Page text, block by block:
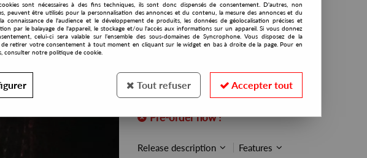
Favorite Recordings
Beckie Bell
Music Madness Remixes
15,00 €incl. taxes
Pre-order now !
Release description Features
sont nécessaires à des fins techniques, ils sont donc dispensés de consentement. D'autres, non
peuvent être utilisés pour la personnalisation des annonces et du contenu, la mesure des annonces et du
connaissance de l'audience et le développement de produits, les données de géolocalisation précises et
par le balayage de l'appareil, le stockage et/ou l'accès aux informations sur un appareil. Si vous donnez
celui-ci sera valable sur l’ensemble des sous-domaines de Syncrophone. Vous disposez de la
de retirer votre consentement à tout moment en cliquant sur le widget en bas à droite de la page. Pour en
consulter notre politique de cookie.
Tout refuser Accepter tout